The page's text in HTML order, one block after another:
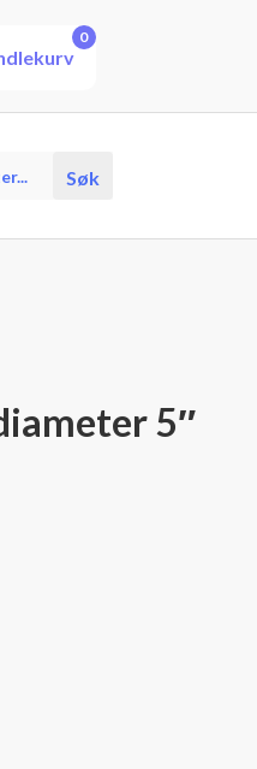
0
Søk
5″